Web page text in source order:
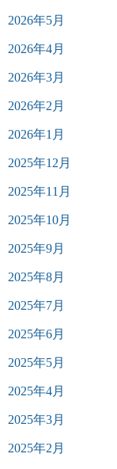
2026年5月
2026年4月
2026年3月
2026年2月
2026年1月
2025年12月
2025年11月
2025年10月
2025年9月
2025年8月
2025年7月
2025年6月
2025年5月
2025年4月
2025年3月
2025年2月